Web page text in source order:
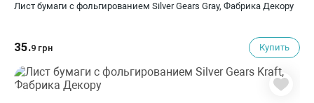
Лист бумаги с фольгированием Silver Gears Gray, Фабрика Декору
35.9 грн Купить